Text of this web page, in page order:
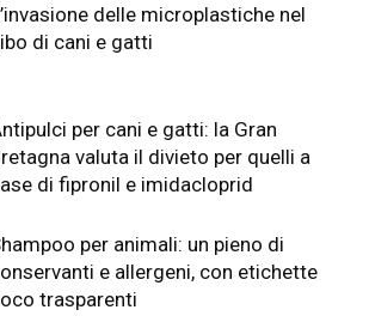
delle microplastiche nel
di cani e gatti
per cani e gatti: la Gran
valuta il divieto per quelli a
di fipronil e imidacloprid
per animali: un pieno di
e allergeni, con etichette
trasparenti